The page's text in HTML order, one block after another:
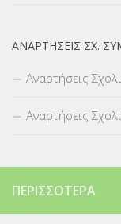
ΑΝΑΡΤΉΣΕΙΣ ΣΧ.
Αναρτήσεις
Αναρτήσεις
ΠΕΡΙΣΣΌΤΕΡΑ